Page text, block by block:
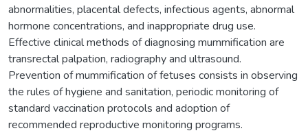
abnormalities, placental defects, infectious agents, abnormal
hormone concentrations, and inappropriate drug use.
Effective clinical methods of diagnosing mummification are
transrectal palpation, radiography and ultrasound.
Prevention of mummification of fetuses consists in observing
the rules of hygiene and sanitation, periodic monitoring of
standard vaccination protocols and adoption of
recommended reproductive monitoring programs.